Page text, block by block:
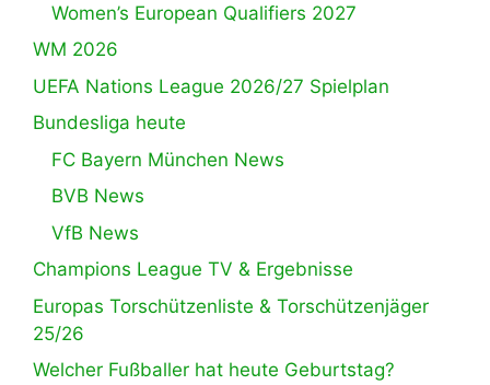
Women’s European Qualifiers 2027
WM 2026
UEFA Nations League 2026/27 Spielplan
Bundesliga heute
FC Bayern München News
BVB News
VfB News
Champions League TV & Ergebnisse
Europas Torschützenliste & Torschützenjäger
25/26
Welcher Fußballer hat heute Geburtstag?